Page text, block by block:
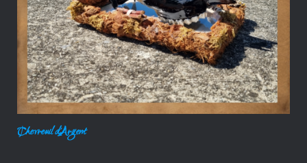
Chevreuil d’Argent